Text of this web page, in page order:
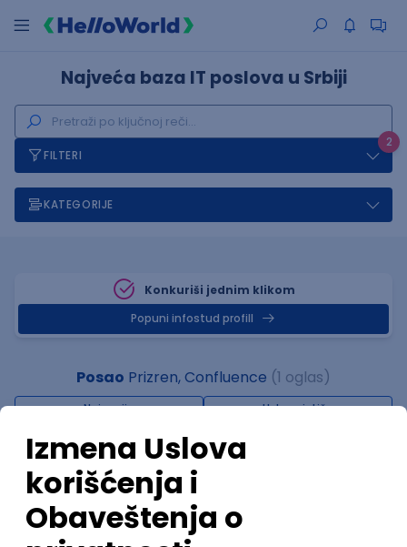
Najveća baza IT poslova u Srbiji
2
FILTERI
KATEGORIJE
Konkuriši jednim klikom
Popuni infostud profill
Posao Prizren, Confluence (1 oglas)
Najnovije Uskoro ističe
IT System Analyst
Zoftify — Travel Software Development
Rad od kuće
15.09.2026.
Jira Confluence Agile Intermediate